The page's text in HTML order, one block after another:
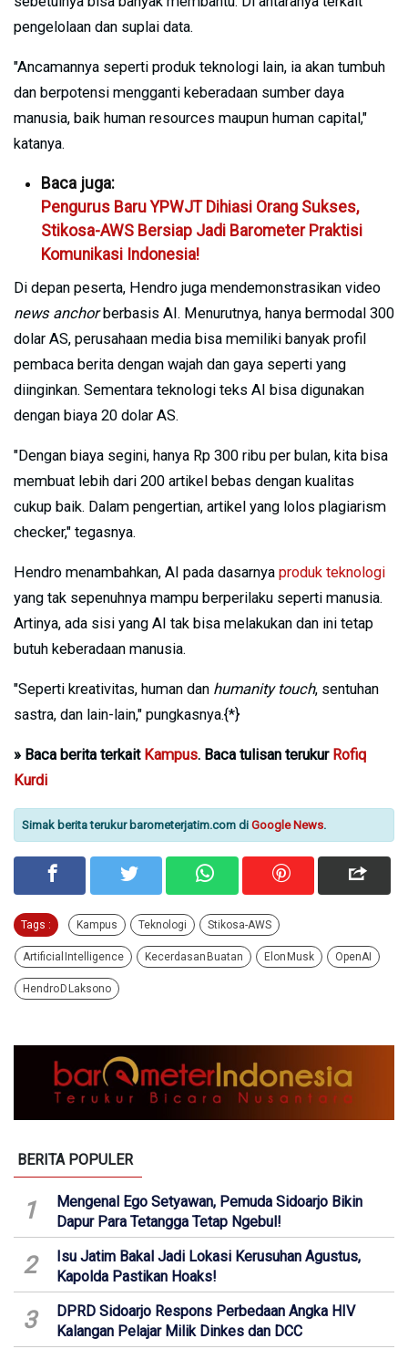
pengelolaan dan suplai data.
"Ancamannya seperti produk teknologi lain, ia akan tumbuh
dan berpotensi mengganti keberadaan sumber daya
manusia, baik human resources maupun human capital,"
katanya.
Baca juga:
Pengurus Baru YPWJT Dihiasi Orang Sukses,
Stikosa-AWS Bersiap Jadi Barometer Praktisi
Komunikasi Indonesia!
Di depan peserta, Hendro juga mendemonstrasikan video
news anchorberbasis AI. Menurutnya, hanya bermodal 300
dolar AS, perusahaan media bisa memiliki banyak profil
pembaca berita dengan wajah dan gaya seperti yang
diinginkan. Sementara teknologi teks AI bisa digunakan
dengan biaya 20 dolar AS.
"Dengan biaya segini, hanya Rp 300 ribu per bulan, kita bisa
membuat lebih dari 200 artikel bebas dengan kualitas
cukup baik. Dalam pengertian, artikel yang lolos plagiarism
checker," tegasnya.
Hendro menambahkan, AI pada dasarnya produk teknologi
yang tak sepenuhnya mampu berperilaku seperti manusia.
Artinya, ada sisi yang AI tak bisa melakukan dan ini tetap
butuh keberadaan manusia.
"Seperti kreativitas, human dan humanity touch, sentuhan
sastra, dan lain-lain," pungkasnya.{*}
» Baca berita terkait Kampus. Baca tulisan terukur Rofiq
Kurdi
Simak berita terukur barometerjatim.com di Google News.
Tags : Kampus Teknologi Stikosa-AWS
Artificial Intelligence Kecerdasan Buatan Elon Musk OpenAI
Hendro D Laksono
BERITA POPULER
1
Mengenal Ego Setyawan, Pemuda Sidoarjo Bikin
Dapur Para Tetangga Tetap Ngebul!
2
Isu Jatim Bakal Jadi Lokasi Kerusuhan Agustus,
Kapolda Pastikan Hoaks!
3
DPRD Sidoarjo Respons Perbedaan Angka HIV
Kalangan Pelajar Milik Dinkes dan DCC